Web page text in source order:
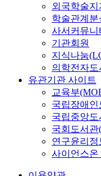
외국학술
학술관계
사서커뮤니
기관회원
지식나눔
의학전자
유관기관 사이트
교육부
국립장애
국립중앙
국회도서
연구윤리정
사이언스온